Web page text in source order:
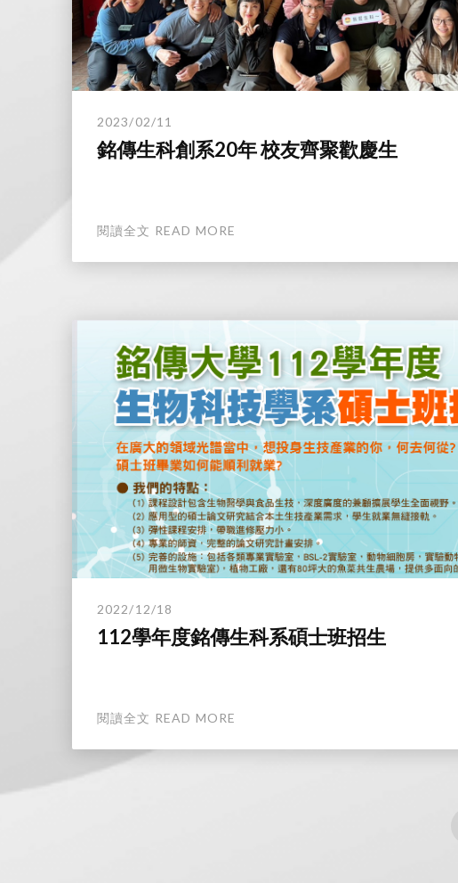
2023/02/11
銘傳生科創系20年 校友齊聚歡慶生
閱讀全文 READ MORE
2022/12/18
112學年度銘傳生科系碩士班招生
閱讀全文 READ MORE